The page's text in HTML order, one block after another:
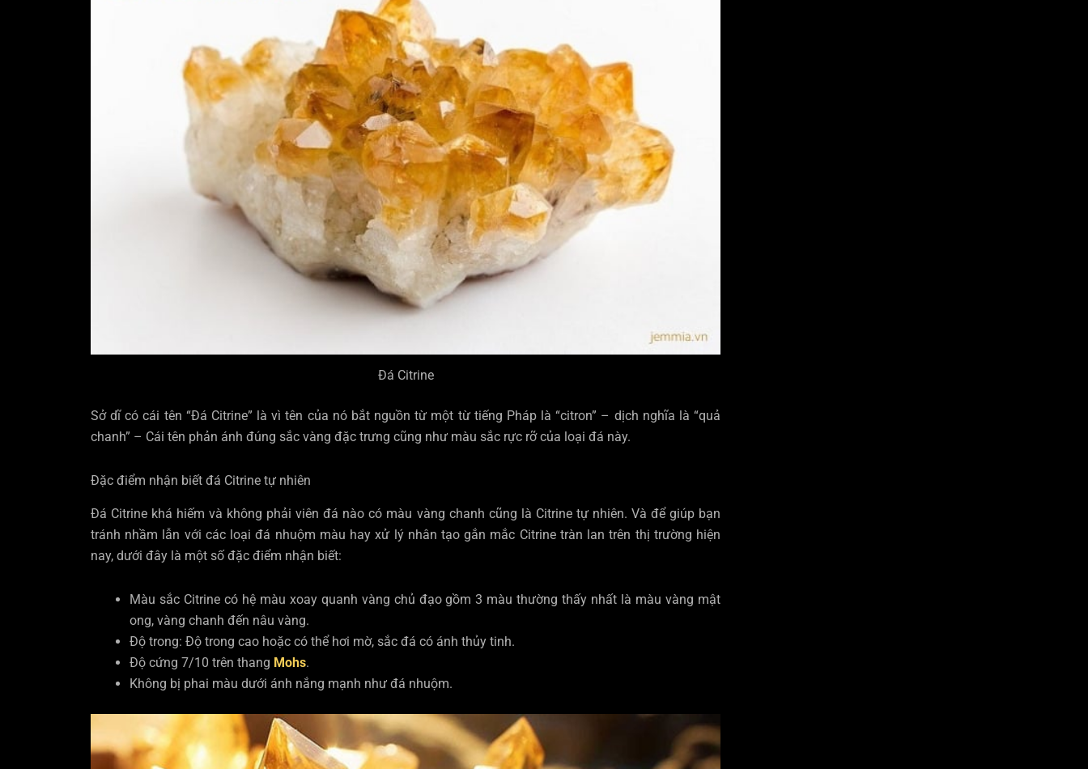
Đá Citrine
Sở dĩ có cái tên “Đá Citrine” là vì tên của nó bắt nguồn từ một từ tiếng Pháp là “citron” – dịch nghĩa là “quả
chanh” – Cái tên phản ánh đúng sắc vàng đặc trưng cũng như màu sắc rực rỡ của loại đá này.
Đặc điểm nhận biết đá Citrine tự nhiên
Đá Citrine khá hiếm và không phải viên đá nào có màu vàng chanh cũng là Citrine tự nhiên. Và để giúp bạn
tránh nhầm lẫn với các loại đá nhuộm màu hay xử lý nhân tạo gắn mắc Citrine tràn lan trên thị trường hiện
nay, dưới đây là một số đặc điểm nhận biết:
Màu sắc Citrine có hệ màu xoay quanh vàng chủ đạo gồm 3 màu thường thấy nhất là màu vàng mật
ong, vàng chanh đến nâu vàng.
Độ trong: Độ trong cao hoặc có thể hơi mờ, sắc đá có ánh thủy tinh.
Độ cứng 7/10 trên thang Mohs.
Không bị phai màu dưới ánh nắng mạnh như đá nhuộm.